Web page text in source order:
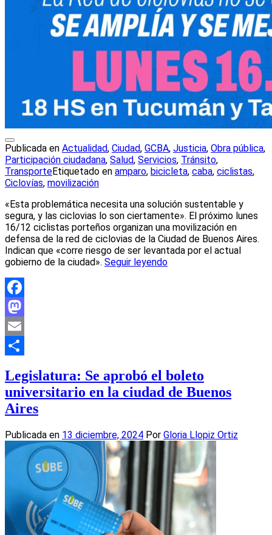
Publicada en Actualidad, Ciudad, GCBA, Justicia, Obra pública,
Participación ciudadana, Salud, Servicios, Tránsito,
TransporteEtiquetado en amparo, bicicleta, caba, ciclistas,
Ciclovías, movilización
«Esta problemática necesita una solución sustentable y
segura, y las ciclovias lo son ciertamente». El próximo lunes
16/12 ciclistas porteños organizan una movilización en
defensa de la red de ciclovias de la Ciudad de Buenos Aires.
Indican que «corre riesgo de ser levantada por el actual
gobierno de la ciudad». Seguir leyendo
Facebook
Mastodon
Email
Legislatura: Se aprobó el boleto
universitario en la ciudad de Buenos
Aires
Publicada en 13 diciembre, 2024 Por Gloria Llopiz Ortiz